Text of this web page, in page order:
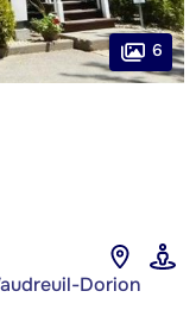
Dorion
6